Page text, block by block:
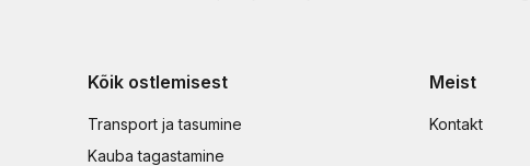
Kõik ostlemisest
Transport ja tasumine
Kauba tagastamine
Meist
Kontakt